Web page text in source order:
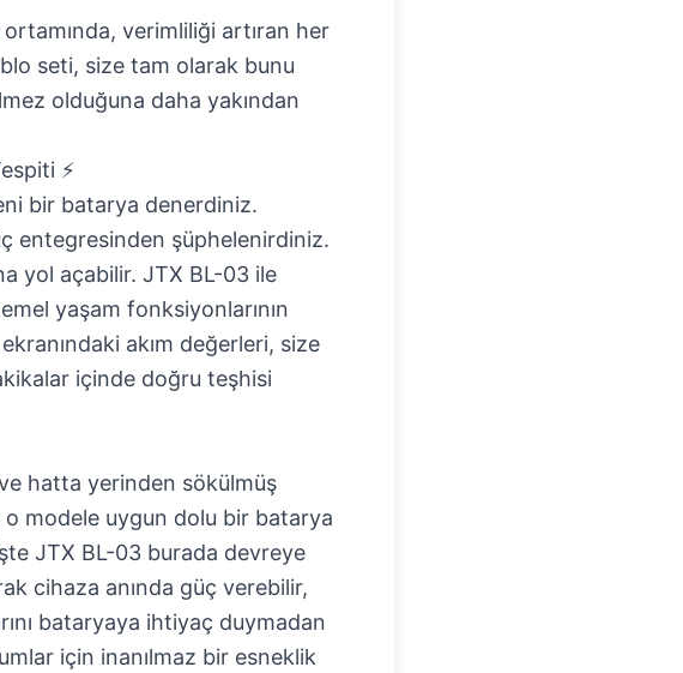
verimliliği artıran her
seti, size tam olarak bunu
olduğuna daha yakından
⚡
bir batarya denerdiniz.
entegresinden şüphelenirdiniz.
yol açabilir. JTX BL-03 ile
yaşam fonksiyonlarının
ekranındaki akım değerleri, size
içinde doğru teşhisi
hatta yerinden sökülmüş
modele uygun dolu bir batarya
JTX BL-03 burada devreye
cihaza anında güç verebilir,
bataryaya ihtiyaç duymadan
için inanılmaz bir esneklik